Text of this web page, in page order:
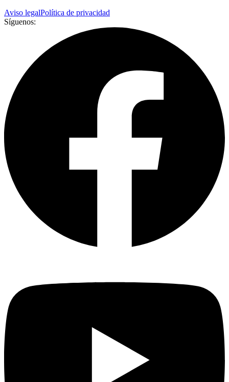
Aviso legalPolítica de privacidad
Síguenos: